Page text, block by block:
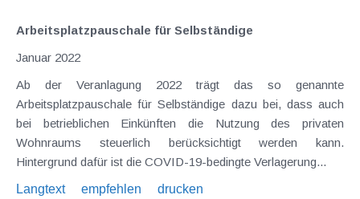
Arbeitsplatzpauschale für Selbständige
Januar 2022
Ab der Veranlagung 2022 trägt das so genannte
Arbeitsplatzpauschale für Selbständige dazu bei, dass auch
bei betrieblichen Einkünften die Nutzung des privaten
Wohnraums steuerlich berücksichtigt werden kann.
Hintergrund dafür ist die COVID-19-bedingte Verlagerung...
Langtext
empfehlen drucken